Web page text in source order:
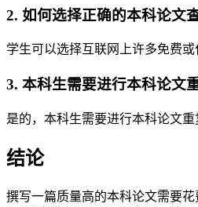
2. 如何选择正确的本科论文
学生可以选择互联网上许多免费或
3. 本科生需要进行本科论文
是的，本科生需要进行本科论文
结论
撰写一篇质量高的本科论文需要